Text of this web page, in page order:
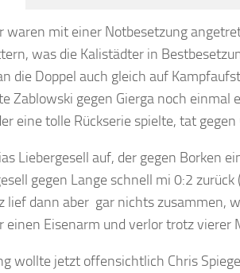
waren mit einer Notbesetzung
was die Kalistädter in
die Doppel auch gleich auf
Zablowski gegen Gierga noch
eine tolle Rückserie spielte, tat
Liebergesell auf, der gegen Borken
gegen Lange schnell mi 0:2
lief dann aber gar nichts zusammen,
einen Eisenarm und verlor trotz vierer
wollte jetzt offensichtlich Chris